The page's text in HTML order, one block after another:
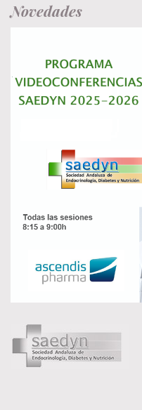
Novedades